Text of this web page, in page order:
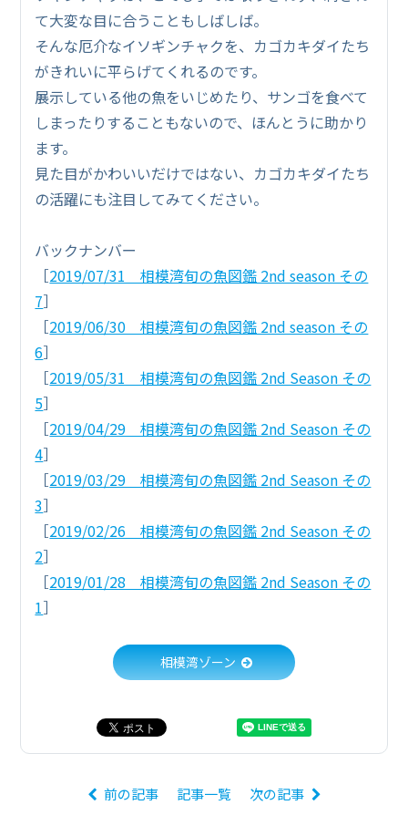
て大変な目に合うこともしばしば。
そんな厄介なイソギンチャクを、カゴカキダイたち
がきれいに平らげてくれるのです。
展示している他の魚をいじめたり、サンゴを食べて
しまったりすることもないので、ほんとうに助かり
ます。
見た目がかわいいだけではない、カゴカキダイたち
の活躍にも注目してみてください。
バックナンバー
［2019/07/31 相模湾旬の魚図鑑 2nd season その
7］
［2019/06/30 相模湾旬の魚図鑑 2nd season その
6］
［2019/05/31 相模湾旬の魚図鑑 2nd Season その
5］
［2019/04/29 相模湾旬の魚図鑑 2nd Season その
4］
［2019/03/29 相模湾旬の魚図鑑 2nd Season その
3］
［2019/02/26 相模湾旬の魚図鑑 2nd Season その
2］
［2019/01/28 相模湾旬の魚図鑑 2nd Season その
1］
相模湾ゾーン
前の記事 記事一覧 次の記事